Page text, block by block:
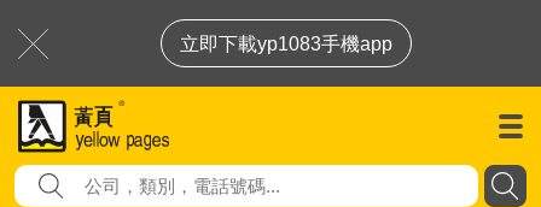
立即下載yp1083手機app